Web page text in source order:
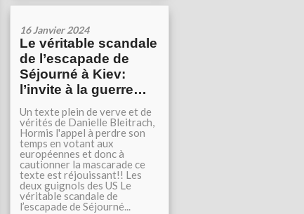
16 Janvier 2024
Le véritable scandale
de l’escapade de
Séjourné à Kiev:
l’invite à la guerre…
Un texte plein de verve et de
vérités de Danielle Bleitrach,
Hormis l'appel à perdre son
temps en votant aux
européennes et donc à
cautionner la mascarade ce
texte est réjouissant!! Les
deux guignols des US Le
véritable scandale de
l’escapade de Séjourné...